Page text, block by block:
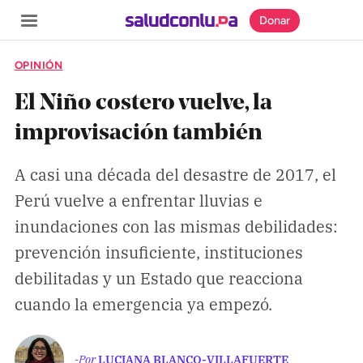
SECCIONES
Inicio
Noticias
Especiales
Nosotros
COBERTURAS
Comprueba
Donar
OPINIÓN
El Niño costero vuelve, la
improvisación también
A casi una década del desastre de 2017, el
Perú vuelve a enfrentar lluvias e
inundaciones con las mismas debilidades:
prevención insuficiente, instituciones
debilitadas y un Estado que reacciona
cuando la emergencia ya empezó.
-PorLUCIANA BLANCO-VILLAFUERTE